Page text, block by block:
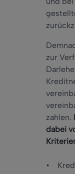
zur
zahlen.
dabei
•